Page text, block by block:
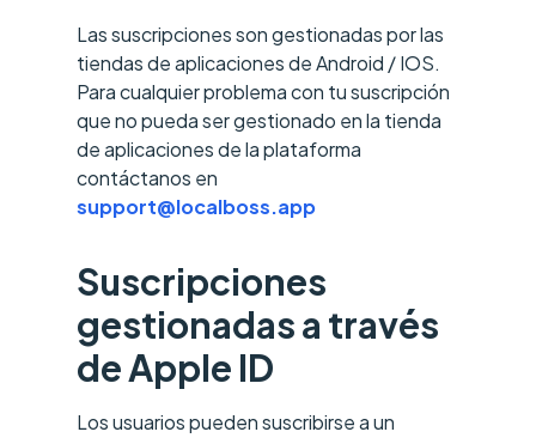
Las suscripciones son gestionadas por las
tiendas de aplicaciones de Android / IOS.
Para cualquier problema con tu suscripción
que no pueda ser gestionado en la tienda
de aplicaciones de la plataforma
contáctanos en
support@localboss.app
Suscripciones
gestionadas a través
de Apple ID
Los usuarios pueden suscribirse a un